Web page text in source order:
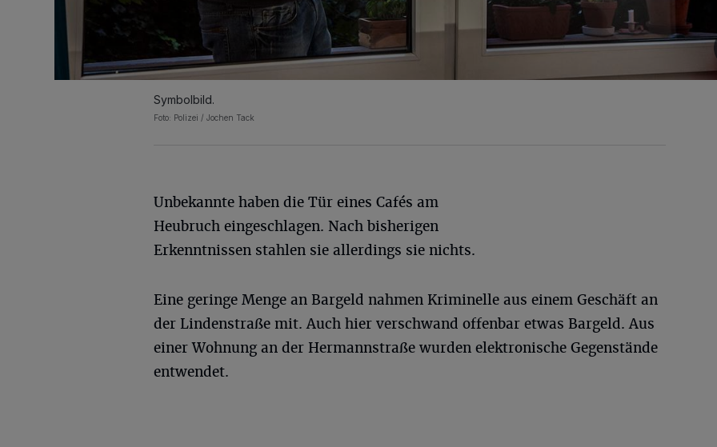
Symbolbild.
Foto: Polizei / Jochen Tack
Unbekannte haben die Tür eines Cafés am
Heubruch eingeschlagen. Nach bisherigen
Erkenntnissen stahlen sie allerdings sie nichts.
Eine geringe Menge an Bargeld nahmen Kriminelle aus einem Geschäft an
der Lindenstraße mit. Auch hier verschwand offenbar etwas Bargeld. Aus
einer Wohnung an der Hermannstraße wurden elektronische Gegenstände
entwendet.